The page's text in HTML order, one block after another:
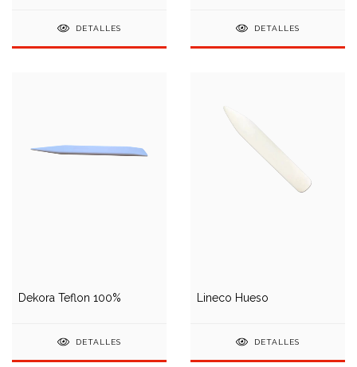
DETALLES DETALLES
Dekora Teflon 100%
DETALLES
Lineco Hueso
DETALLES